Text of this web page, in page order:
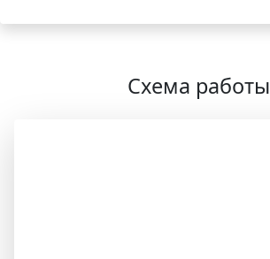
Схема работы